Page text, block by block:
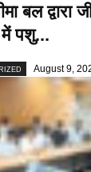
बल द्वारा
में पशु...
August 9,